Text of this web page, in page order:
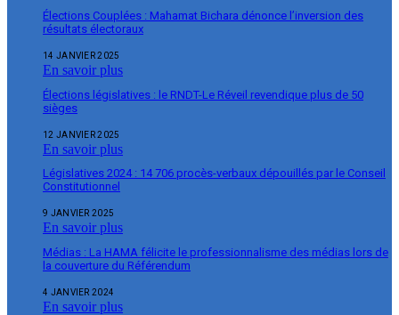
Élections Couplées : Mahamat Bichara dénonce l’inversion des
résultats électoraux
14 JANVIER 2025
En savoir plus
Élections législatives : le RNDT-Le Réveil revendique plus de 50
sièges
12 JANVIER 2025
En savoir plus
Législatives 2024 : 14 706 procès-verbaux dépouillés par le Conseil
Constitutionnel
9 JANVIER 2025
En savoir plus
Médias : La HAMA félicite le professionnalisme des médias lors de
la couverture du Référendum
4 JANVIER 2024
En savoir plus